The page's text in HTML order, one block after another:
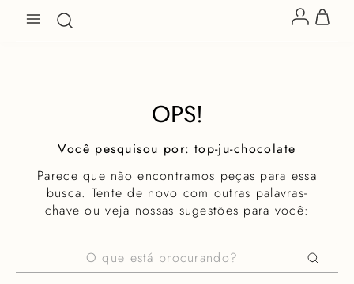
OPS!
top-ju-chocolate
Parece que não encontramos peças para essa
busca. Tente de novo com outras palavras-
chave ou veja nossas sugestões para você:
O que está procurando?